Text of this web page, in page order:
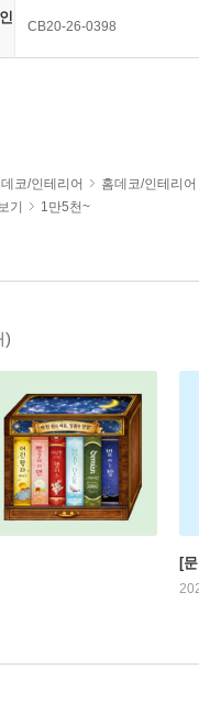
CB20-26-0398
코/인테리어
홈데코/인테리어
기
1만5천~
)
[